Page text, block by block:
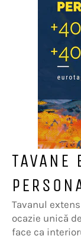
TAVANE
Tavanul
ocazie unică
face ca